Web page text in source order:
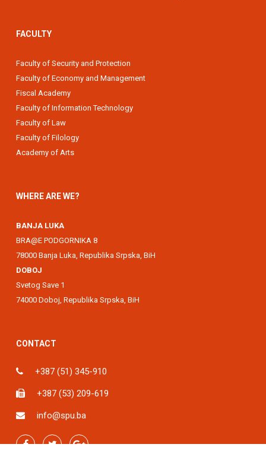
FACULTY
Faculty of Security and Protection
Faculty of Economy and Management
Fiscal Academy
Faculty of Information Technology
Faculty of Law
Faculty of Filology
Academy of Arts
WHERE ARE WE?
BANJA LUKA
BRA@E PODGORNIKA 8
78000 Banja Luka, Republika Srpska, BiH
DOBOJ
Svetog Save 1
74000 Doboj, Republika Srpska, BiH
CONTACT
+387 (51) 345-910
+387 (53) 209-619
info@spu.ba